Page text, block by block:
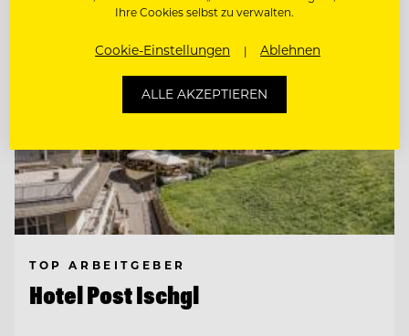
TOP ARBEITGEBER
Hotel Post Ischgl
Ihre Cookies selbst zu verwalten.
Cookie-Einstellungen Ablehnen
ALLE AKZEPTIEREN